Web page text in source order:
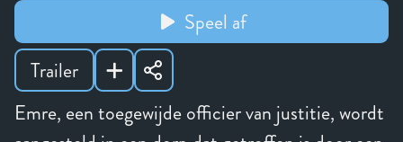
Emre, een toegewijde officier van justitie, wordt
Speel af
Trailer